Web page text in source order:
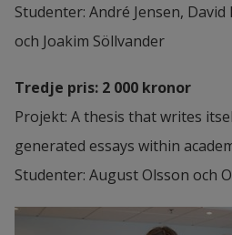
Studenter: André Jensen,
och Joakim Söllvander
Tredje pris: 2 000 kronor
Projekt: A thesis that writes
generated essays within
Studenter: August Olsson och